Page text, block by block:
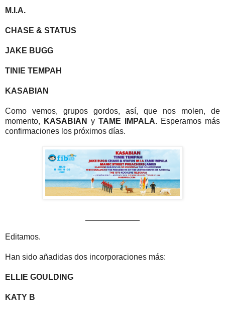
M.I.A.
CHASE & STATUS
JAKE BUGG
TINIE TEMPAH
KASABIAN
Como vemos, grupos gordos, así, que nos molen, de
momento,
KASABIAN y TAME IMPALA. Esperamos más
confirmaciones los próximos días.
Editamos.
Han sido añadidas dos incorporaciones más:
ELLIE GOULDING
KATY B